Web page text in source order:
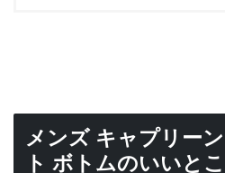
メンズ キャプリー
ト ボトムのいいと